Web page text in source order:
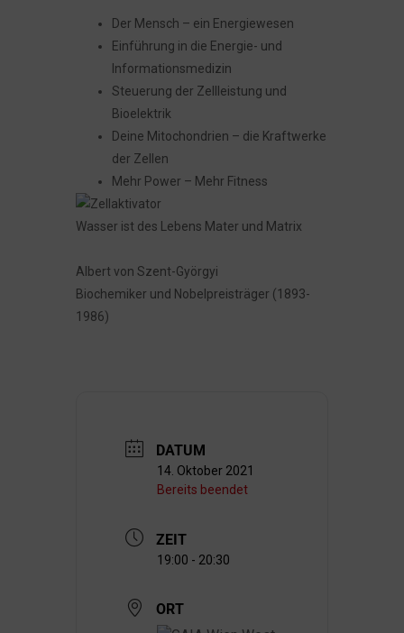
Der Mensch – ein Energiewesen
Einführung in die Energie- und
Informationsmedizin
Steuerung der Zellleistung und
Bioelektrik
Deine Mitochondrien – die Kraftwerke
der Zellen
Mehr Power – Mehr Fitness
Wasser ist des Lebens Mater und Matrix
Albert von Szent-Györgyi
Biochemiker und Nobelpreisträger (1893-
1986)
DATUM
14. Oktober 2021
Bereits beendet
ZEIT
19:00 - 20:30
ORT